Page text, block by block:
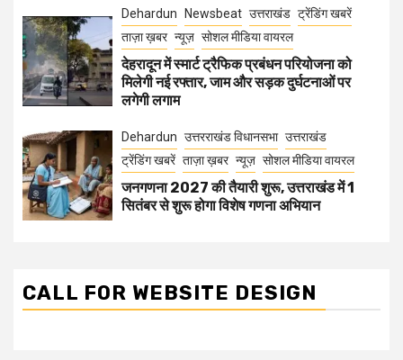
Dehardun Newsbeat उत्तराखंड ट्रेंडिंग खबरें
ताज़ा ख़बर न्यूज़ सोशल मीडिया वायरल
देहरादून में स्मार्ट ट्रैफिक प्रबंधन परियोजना को
मिलेगी नई रफ्तार, जाम और सड़क दुर्घटनाओं पर
लगेगी लगाम
Dehardun उत्तरराखंड विधानसभा उत्तराखंड
ट्रेंडिंग खबरें ताज़ा ख़बर न्यूज़ सोशल मीडिया वायरल
जनगणना 2027 की तैयारी शुरू, उत्तराखंड में 1
सितंबर से शुरू होगा विशेष गणना अभियान
CALL FOR WEBSITE DESIGN